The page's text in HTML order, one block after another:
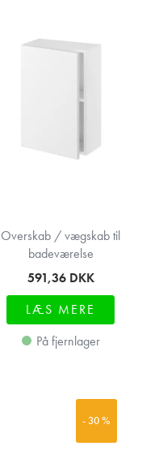
Overskab / vægskab til
badeværelse
591,36 DKK
LÆS MERE
På fjernlager
- 30 %